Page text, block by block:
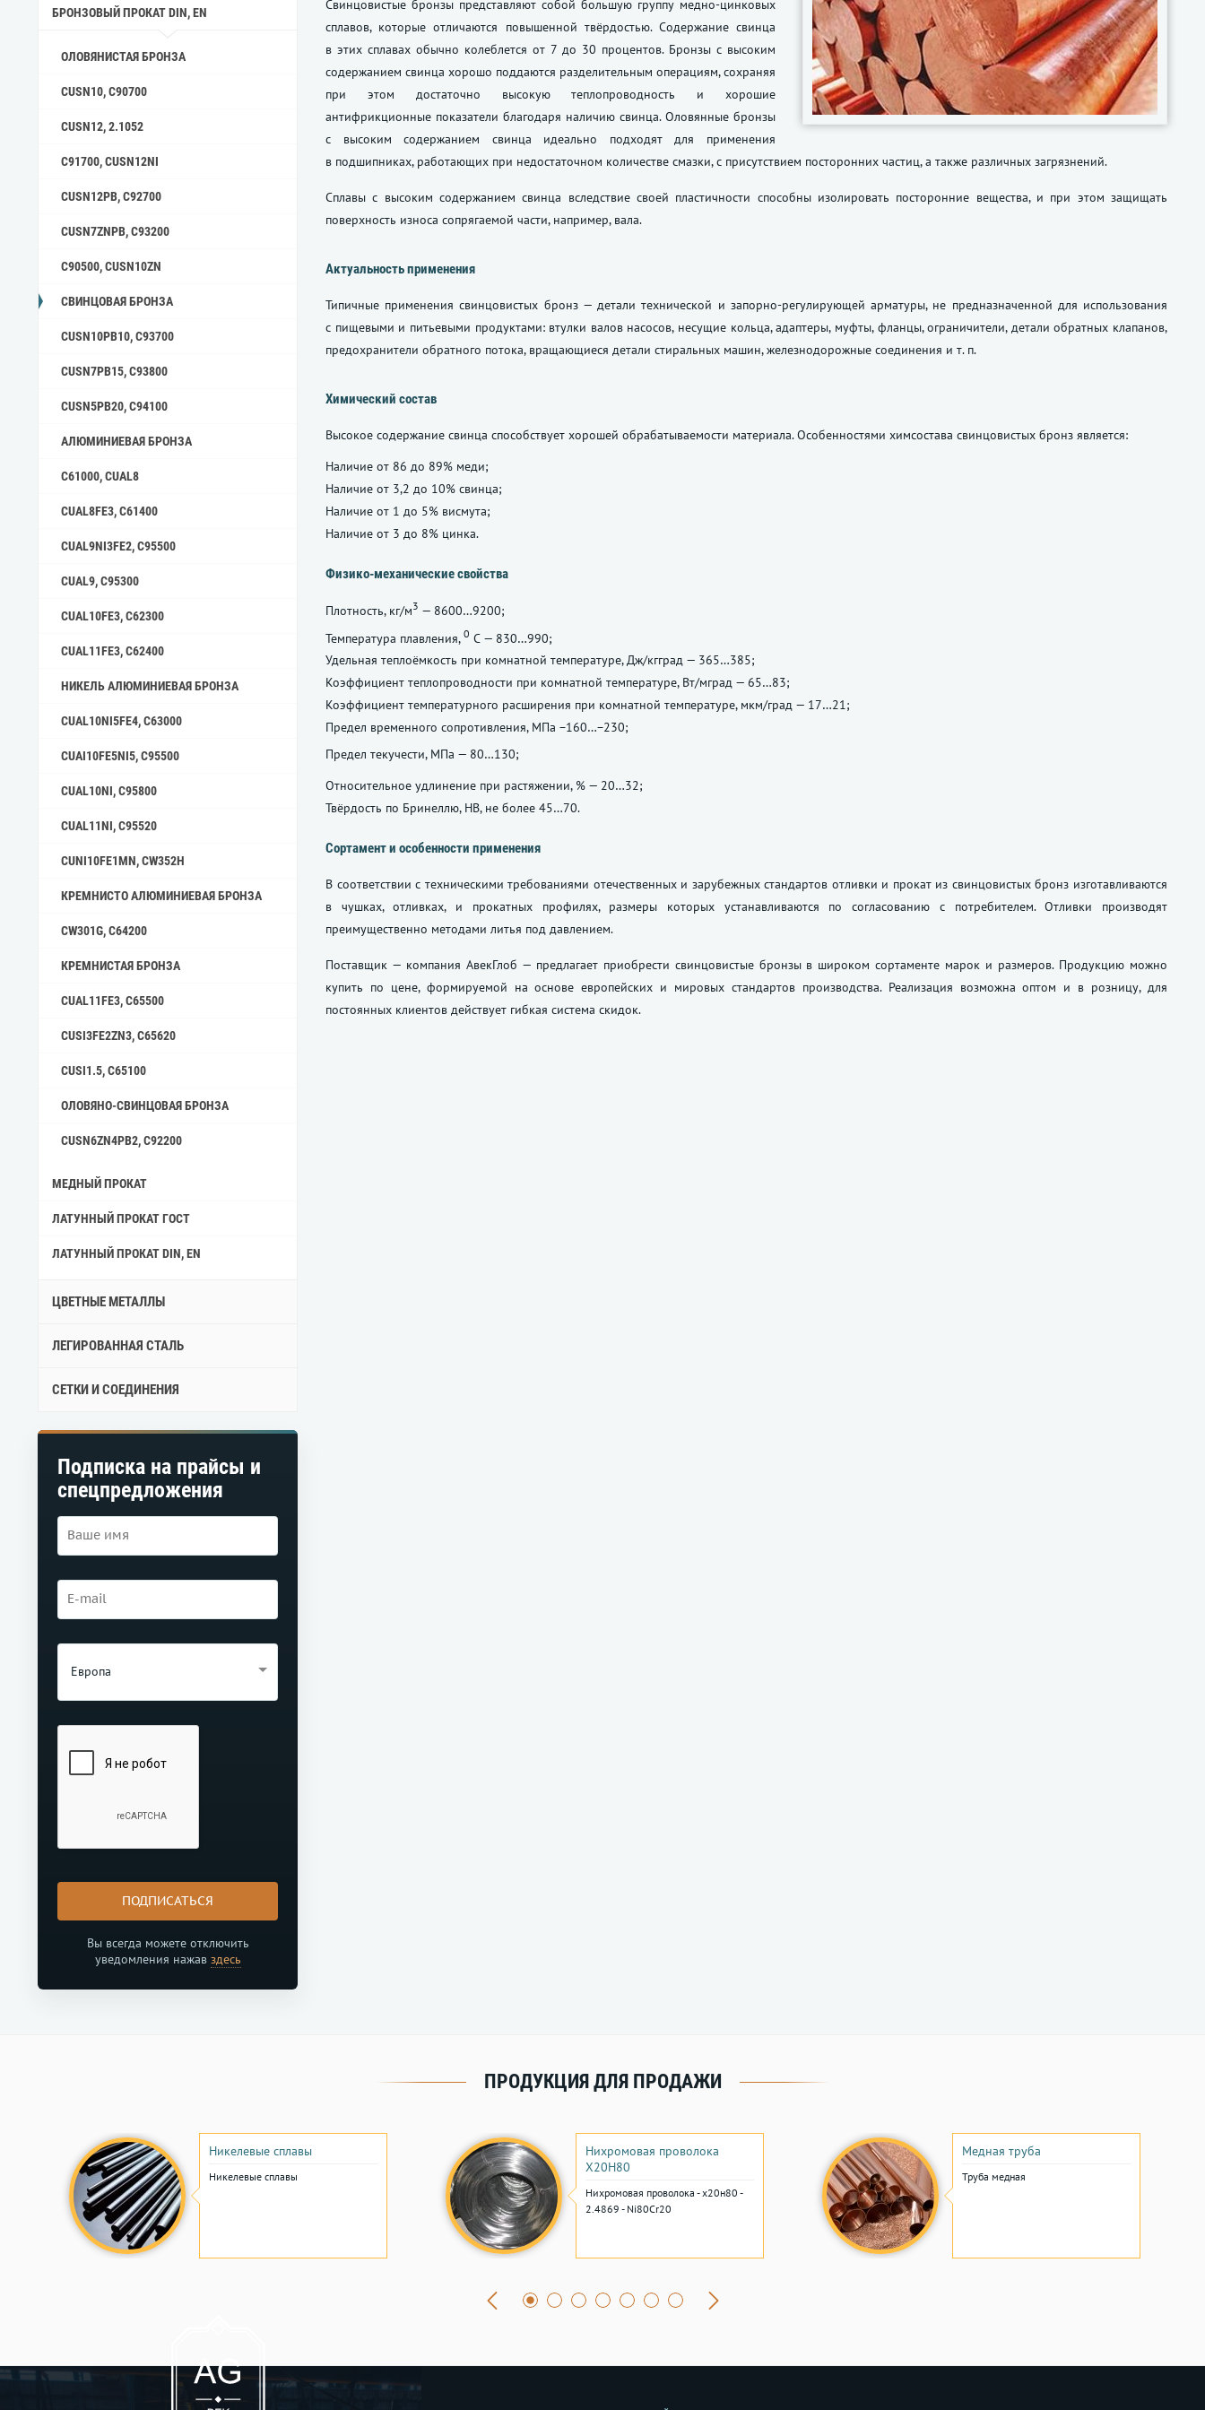
БРОНЗОВЫЙ ПРОКАТ DIN, EN
ОЛОВЯНИСТАЯ БРОНЗА
CUSN10, C90700
CUSN12, 2.1052
C91700, CUSN12NI
CUSN12PB, C92700
CUSN7ZNPB, C93200
C90500, CUSN10ZN
СВИНЦОВАЯ БРОНЗА
CUSN10PB10, C93700
CUSN7PB15, C93800
CUSN5PB20, C94100
АЛЮМИНИЕВАЯ БРОНЗА
C61000, CUAL8
CUAL8FE3, C61400
CUAL9NI3FE2, C95500
CUAL9, C95300
CUAL10FE3, C62300
CUAL11FE3, C62400
НИКЕЛЬ АЛЮМИНИЕВАЯ БРОНЗА
CUAL10NI5FE4, C63000
CUAI10FE5NI5, C95500
CUAL10NI, C95800
CUAL11NI, C95520
CUNI10FE1MN, CW352H
КРЕМНИСТО АЛЮМИНИЕВАЯ БРОНЗА
CW301G, C64200
КРЕМНИСТАЯ БРОНЗА
CUAL11FE3, C65500
CUSI3FE2ZN3, C65620
CUSI1.5, C65100
ОЛОВЯНО-СВИНЦОВАЯ БРОНЗА
CUSN6ZN4PB2, C92200
МЕДНЫЙ ПРОКАТ
ЛАТУННЫЙ ПРОКАТ ГОСТ
ЛАТУННЫЙ ПРОКАТ DIN, EN
ЦВЕТНЫЕ МЕТАЛЛЫ
ЛЕГИРОВАННАЯ СТАЛЬ
СЕТКИ И СОЕДИНЕНИЯ
Подписка на прайсы и
спецпредложения
Европа
ПОДПИСАТЬСЯ
Вы всегда можете отключить
уведомления нажав здесь
Свинцовистые бронзы представляют собой большую группу медно-цинковых
сплавов, которые отличаются повышенной твёрдостью. Содержание свинца
в этих сплавах обычно колеблется от 7 до 30 процентов. Бронзы с высоким
содержанием свинца хорошо поддаются разделительным операциям, сохраняя
при этом достаточно высокую теплопроводность и хорошие
антифрикционные показатели благодаря наличию свинца. Оловянные бронзы
с высоким содержанием свинца идеально подходят для применения
в подшипниках, работающих при недостаточном количестве смазки, с присутствием посторонних частиц, а также различных загрязнений.
Сплавы с высоким содержанием свинца вследствие своей пластичности способны изолировать посторонние вещества, и при этом защищать
поверхность износа сопрягаемой части, например, вала.
Актуальность применения
Типичные применения свинцовистых бронз — детали технической и запорно-регулирующей арматуры, не предназначенной для использования
с пищевыми и питьевыми продуктами: втулки валов насосов, несущие кольца, адаптеры, муфты, фланцы, ограничители, детали обратных клапанов,
предохранители обратного потока, вращающиеся детали стиральных машин, железнодорожные соединения и т. п.
Химический состав
Высокое содержание свинца способствует хорошей обрабатываемости материала. Особенностями химсостава свинцовистых бронз является:
Наличие от 86 до 89% меди;
Наличие от 3,2 до 10% свинца;
Наличие от 1 до 5% висмута;
Наличие от 3 до 8% цинка.
Физико-механические свойства
Плотность, кг/м3 — 8600…9200;
Температура плавления, 0 С — 830…990;
Удельная теплоёмкость при комнатной температуре, Дж/кгград — 365…385;
Коэффициент теплопроводности при комнатной температуре, Вт/мград — 65…83;
Коэффициент температурного расширения при комнатной температуре, мкм/град — 17…21;
Предел временного сопротивления, МПа −160…−230;
Предел текучести, МПа — 80…130;
Относительное удлинение при растяжении, % — 20…32;
Твёрдость по Бринеллю, НВ, не более 45…70.
Сортамент и особенности применения
В соответствии с техническими требованиями отечественных и зарубежных стандартов отливки и прокат из свинцовистых бронз изготавливаются
в чушках, отливках, и прокатных профилях, размеры которых устанавливаются по согласованию с потребителем. Отливки производят
преимущественно методами литья под давлением.
Поставщик — компания АвекГлоб — предлагает приобрести свинцовистые бронзы в широком сортаменте марок и размеров. Продукцию можно
купить по цене, формируемой на основе европейских и мировых стандартов производства. Реализация возможна оптом и в розницу, для
постоянных клиентов действует гибкая система скидок.
ПРОДУКЦИЯ ДЛЯ ПРОДАЖИ
Никелевые сплавы
Никелевые сплавы
Нихромовая проволока
Х20Н80
Нихромовая проволока - х20н80 -
2.4869 - Ni80Cr20
Медная труба
Труба медная